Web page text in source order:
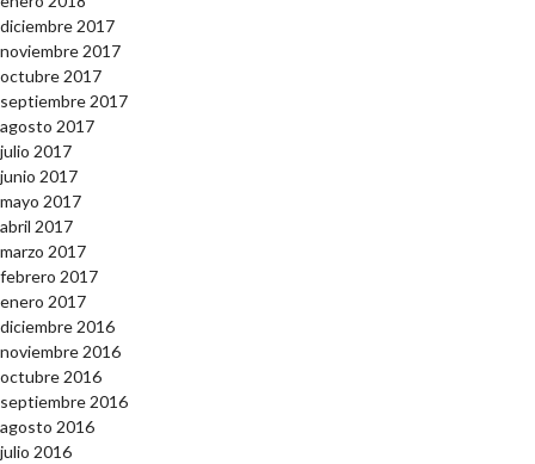
diciembre 2017
noviembre 2017
octubre 2017
septiembre 2017
agosto 2017
julio 2017
junio 2017
mayo 2017
abril 2017
marzo 2017
febrero 2017
enero 2017
diciembre 2016
noviembre 2016
octubre 2016
septiembre 2016
agosto 2016
julio 2016